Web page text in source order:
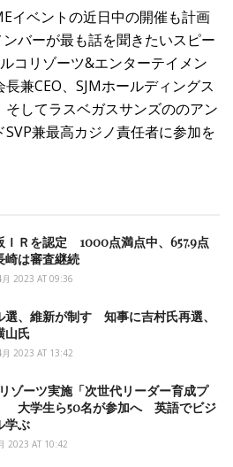
イベントの近日中の開催も計画
バーが最も話を聞きたいスピー
コリゾーツ&エンターテイメン
兼CEO、SJMホールディングス
してラスベガスサンズののアン
SVP兼最高カジノ責任者に参加を
ＩＲを認定 1000点満点中、657.9点
は審査継続
2023 AT 09:36
選、維新が制す 知事に吉村氏再選、
山氏
2023 AT 13:42
ゾーツ実施「次世代リーダー育成プ
大学生ら50名が参加へ 英語でビジ
学ぶ
2023 AT 10:42